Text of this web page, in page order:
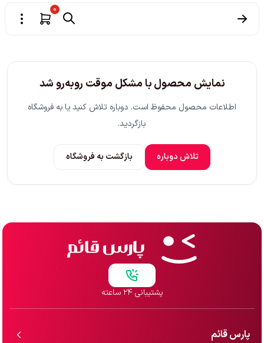
0
نمایش محصول با مشکل موقت روبه‌رو شد
اطلاعات محصول محفوظ است. دوباره تلاش کنید یا به فروشگاه
بازگردید.
تلاش دوباره بازگشت به فروشگاه
پشتیبانی ۲۴ ساعته
پارس قائم